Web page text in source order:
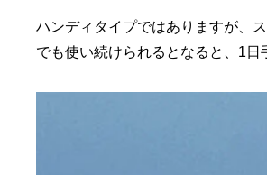
ハンディタイプではありますが、
でも使い続けられるとなると、1日